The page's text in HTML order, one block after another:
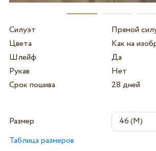
Силуэт
Прямой
Цвета
Как на
Шлейф
Да
Рукав
Нет
Срок пошива
28 дней
Размер
Таблица размеров